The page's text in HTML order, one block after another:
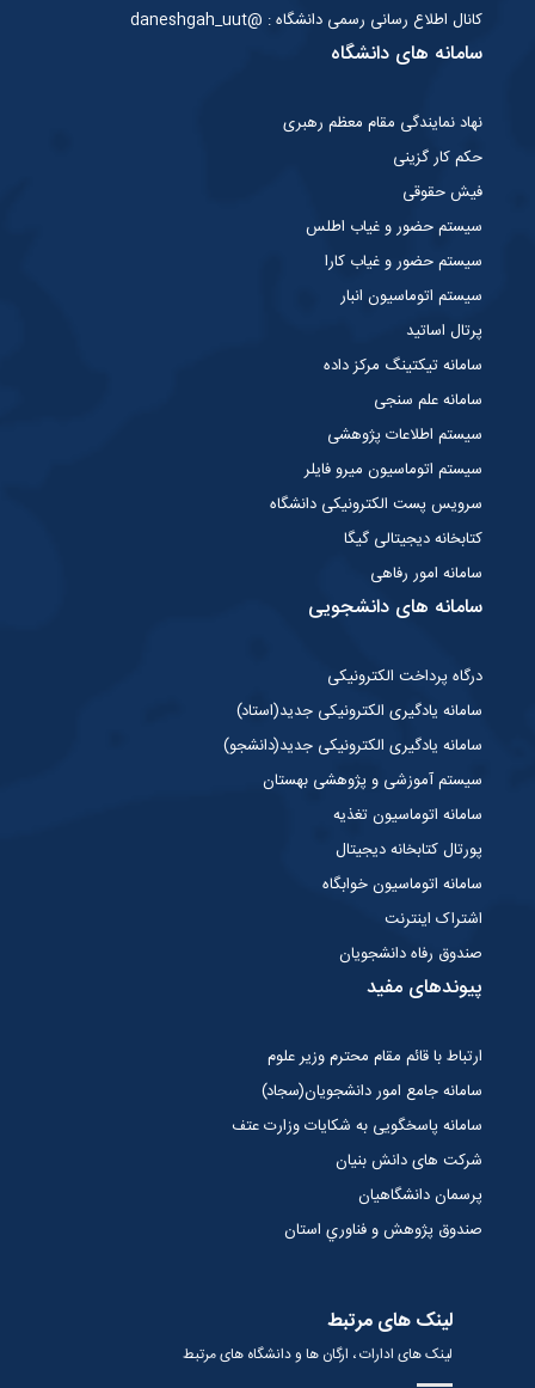
کانال اطلاع رسانی رسمی دانشگاه : @daneshgah_uut
سامانه های دانشگاه
نهاد نمایندگی مقام معظم رهبری
حکم کار گزینی
فیش حقوقی
سیستم حضور و غیاب اطلس
سیستم حضور و غیاب کارا
سیستم اتوماسیون انبار
پرتال اساتید
سامانه تیکتینگ مرکز داده
سامانه علم سنجی
سیستم اطلاعات پژوهشی
سیستم اتوماسیون میرو فایلر
سرویس پست الکترونیکی دانشگاه
کتابخانه دیجیتالی گیگا
سامانه امور رفاهی
سامانه های دانشجویی
درگاه پرداخت الکترونیکی
سامانه یادگیری الکترونیکی جدید(استاد)
سامانه یادگیری الکترونیکی جدید(دانشجو)
سیستم آموزشی و پژوهشی بهستان
سامانه اتوماسیون تغذیه
پورتال کتابخانه دیجیتال
سامانه اتوماسیون خوابگاه
اشتراک اینترنت
صندوق رفاه دانشجویان
پیوندهای مفید
ارتباط با قائم مقام محترم وزیر علوم
سامانه جامع امور دانشجویان(سجاد)
سامانه پاسخگویی به شکایات وزارت عتف
شرکت های دانش بنیان
پرسمان دانشگاهیان
صندوق پژوهش و فناوري استان
لینک های مرتبط
لینک های ادارات ، ارگان ها و دانشگاه های مرتبط